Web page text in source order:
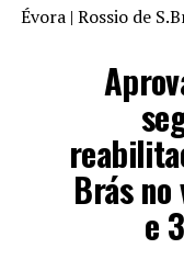
Évora | Rossio de
Brás
e